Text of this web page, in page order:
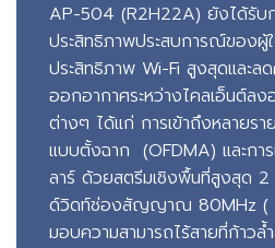
AP-504 (R2H22A) ยังได้รับ
ประสิทธิภาพประสบการณ์ของผู้
ประสิทธิภาพ Wi-Fi สูงสุดและล
ออกอากาศระหว่างไคลเอ็นต์
ต่างๆ ได้แก่ การเข้าถึงหลายร
แบบตั้งฉาก (OFDMA) และการ
ลาร์ ด้วยสตรีมเชิงพื้นที่สูงสุด 2
ด์วิดท์ช่องสัญญาณ 80MHz (
มอบความสามารถไร้สายที่ก้าวล้